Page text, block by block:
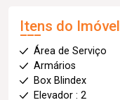
Itens do Imóvel
Área de Serviço
Armários
Box Blindex
Elevador : 2